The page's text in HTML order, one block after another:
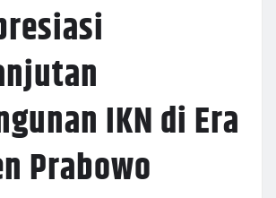
IKN di Era
Prabowo